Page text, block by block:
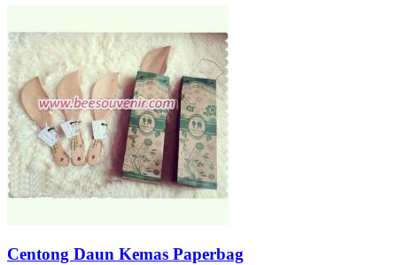
Centong Daun Kemas Paperbag